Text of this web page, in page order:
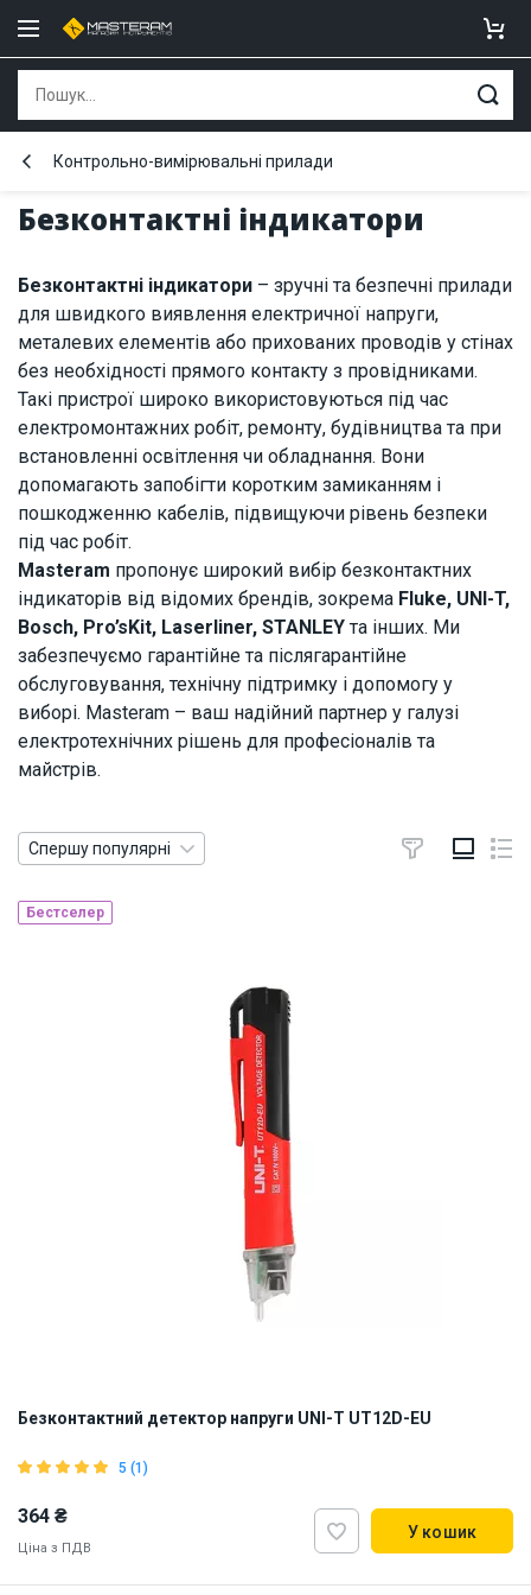
Безконтактні індикатори
Контрольно-вимірювальні прилади
Безконтактні індикатори – зручні та безпечні прилади
для швидкого виявлення електричної напруги,
металевих елементів або прихованих проводів у стінах
без необхідності прямого контакту з провідниками.
Такі пристрої широко використовуються під час
електромонтажних робіт, ремонту, будівництва та при
встановленні освітлення чи обладнання. Вони
допомагають запобігти коротким замиканням і
пошкодженню кабелів, підвищуючи рівень безпеки
під час робіт.
Masteram пропонує широкий вибір безконтактних
індикаторів від відомих брендів, зокрема Fluke, UNI-T,
Bosch, Pro’sKit, Laserliner, STANLEY та інших. Ми
забезпечуємо гарантійне та післягарантійне
обслуговування, технічну підтримку і допомогу у
виборі. Masteram – ваш надійний партнер у галузі
електротехнічних рішень для професіоналів та
майстрів.
Спершу популярні
Бестселер
Безконтактний детектор напруги UNI-T UT12D-EU
5 (1)
364 ₴
Ціна з ПДВ
У кошик